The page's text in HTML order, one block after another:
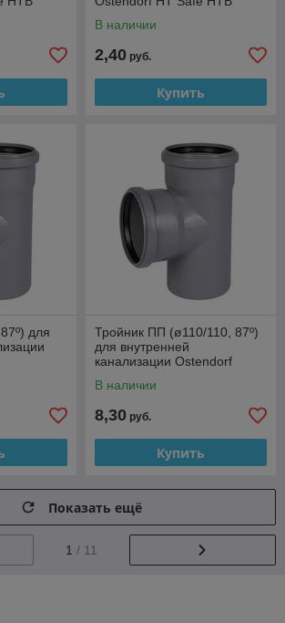
В наличии
2,40 руб.
Купить
для
Тройник ПП (ø110/110, 87º)
для внутренней
канализации Ostendorf
В наличии
8,30 руб.
Купить
Показать ещё
1 / 11